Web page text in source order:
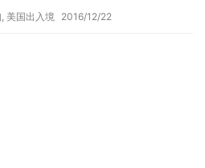
, 美国出入境 2016/12/22